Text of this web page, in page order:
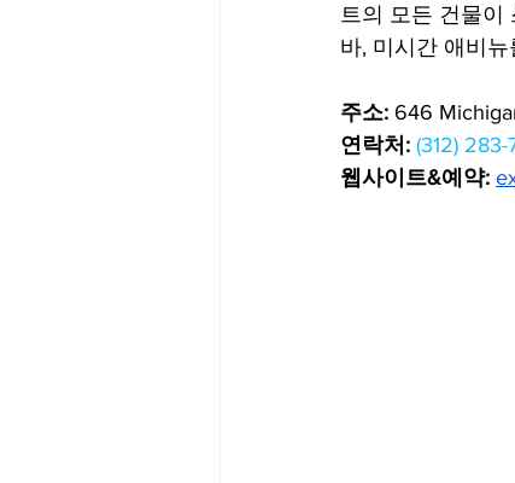
트의 모든 건물이
바, 미시간 애비
주소: 646
연락처: (312) 283-
웹사이트&예약: